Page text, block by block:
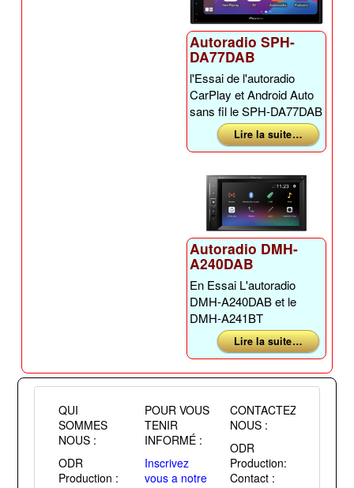
Autoradio SPH-
DA77DAB
l'Essai de l'autoradio
CarPlay et Android Auto
sans fil le SPH-DA77DAB
Lire la suite …
Autoradio DMH-
A240DAB
En Essai L'autoradio
DMH-A240DAB et le
DMH-A241BT
Lire la suite …
QUI
SOMMES
NOUS :
ODR
Production :
CONTACTEZ
NOUS :
ODR
Production:
Contact :
POUR VOUS
TENIR
INFORMÉ :
Inscrivez
vous a notre